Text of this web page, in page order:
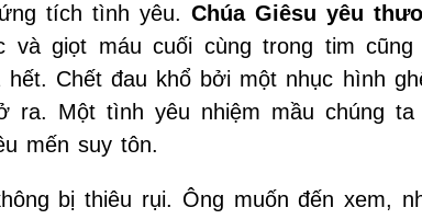
tích tình yêu. Chúa Giêsu yêu
và giọt máu cuối cùng trong tim
Chết đau khổ bởi một nhục hình
Một tình yêu nhiệm mầu chúng ta
mến suy tôn.
bị thiêu rụi. Ông muốn đến xem,